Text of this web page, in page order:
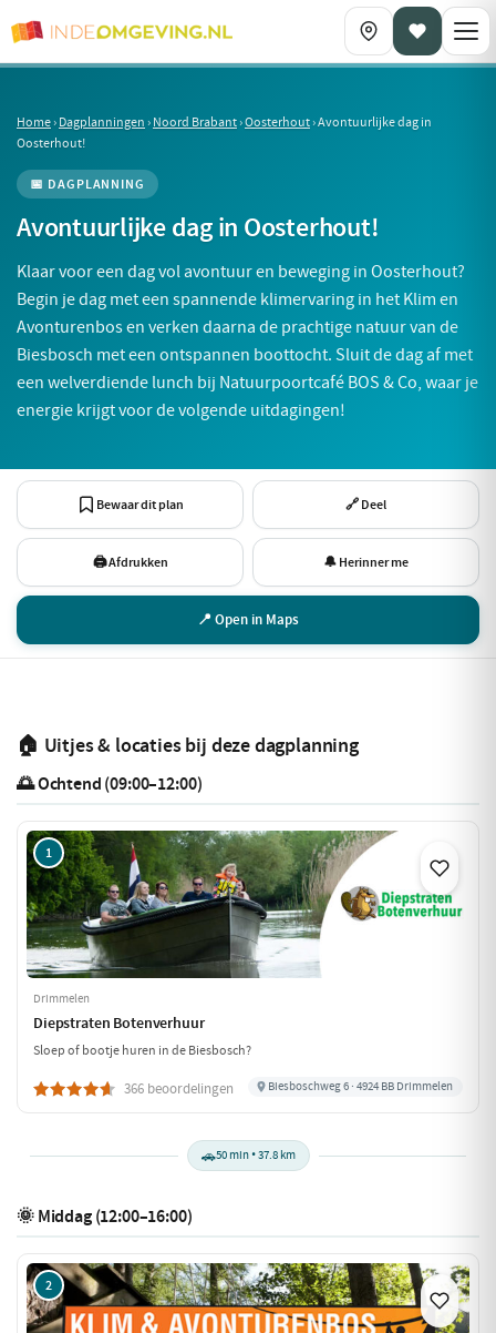
Home›Dagplanningen›Noord Brabant›Oosterhout›Avontuurlijke dag in
Oosterhout!
📅 DAGPLANNING
Avontuurlijke dag in Oosterhout!
Klaar voor een dag vol avontuur en beweging in Oosterhout?
Begin je dag met een spannende klimervaring in het Klim en
Avonturenbos en verken daarna de prachtige natuur van de
Biesbosch met een ontspannen boottocht. Sluit de dag af met
een welverdiende lunch bij Natuurpoortcafé BOS & Co, waar je
energie krijgt voor de volgende uitdagingen!
📍 Open in Maps
Bewaar dit plan 🔗 Deel
🖨 Afdrukken 🔔 Herinner me
🏠 Uitjes & locaties bij deze dagplanning
🌅 Ochtend (09:00–12:00)
1
Drimmelen
Diepstraten Botenverhuur
Sloep of bootje huren in de Biesbosch?
366 beoordelingen Biesboschweg 6 · 4924 BB Drimmelen
🚗50 min • 37.8 km
🌞 Middag (12:00–16:00)
2